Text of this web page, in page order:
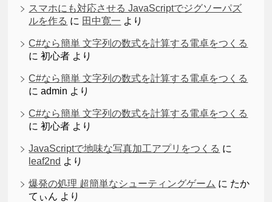
スマホにも対応させる JavaScriptでジグソーパズ
ルを作る に 田中寛一 より
C#なら簡単 文字列の数式を計算する電卓をつくる
に初心者 より
C#なら簡単 文字列の数式を計算する電卓をつくる
にadmin より
C#なら簡単 文字列の数式を計算する電卓をつくる
に初心者 より
JavaScriptで地味な写真加工アプリをつくる に
leaf2nd より
爆発の処理 超簡単なシューティングゲーム に たか
てぃん より